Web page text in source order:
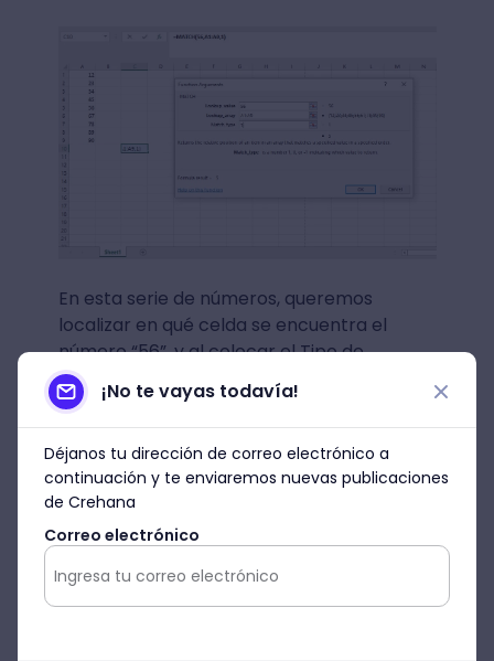
En esta serie de números, queremos
localizar en qué celda se encuentra el
número “56”, y al colocar el Tipo de
Coincidencia en 1, la función nos devuelve la
celda 5, que es donde se encontraría.
¡No te vayas todavía!
Déjanos tu dirección de correo electrónico a
continuación y te enviaremos nuevas publicaciones
de Crehana
Correo electrónico